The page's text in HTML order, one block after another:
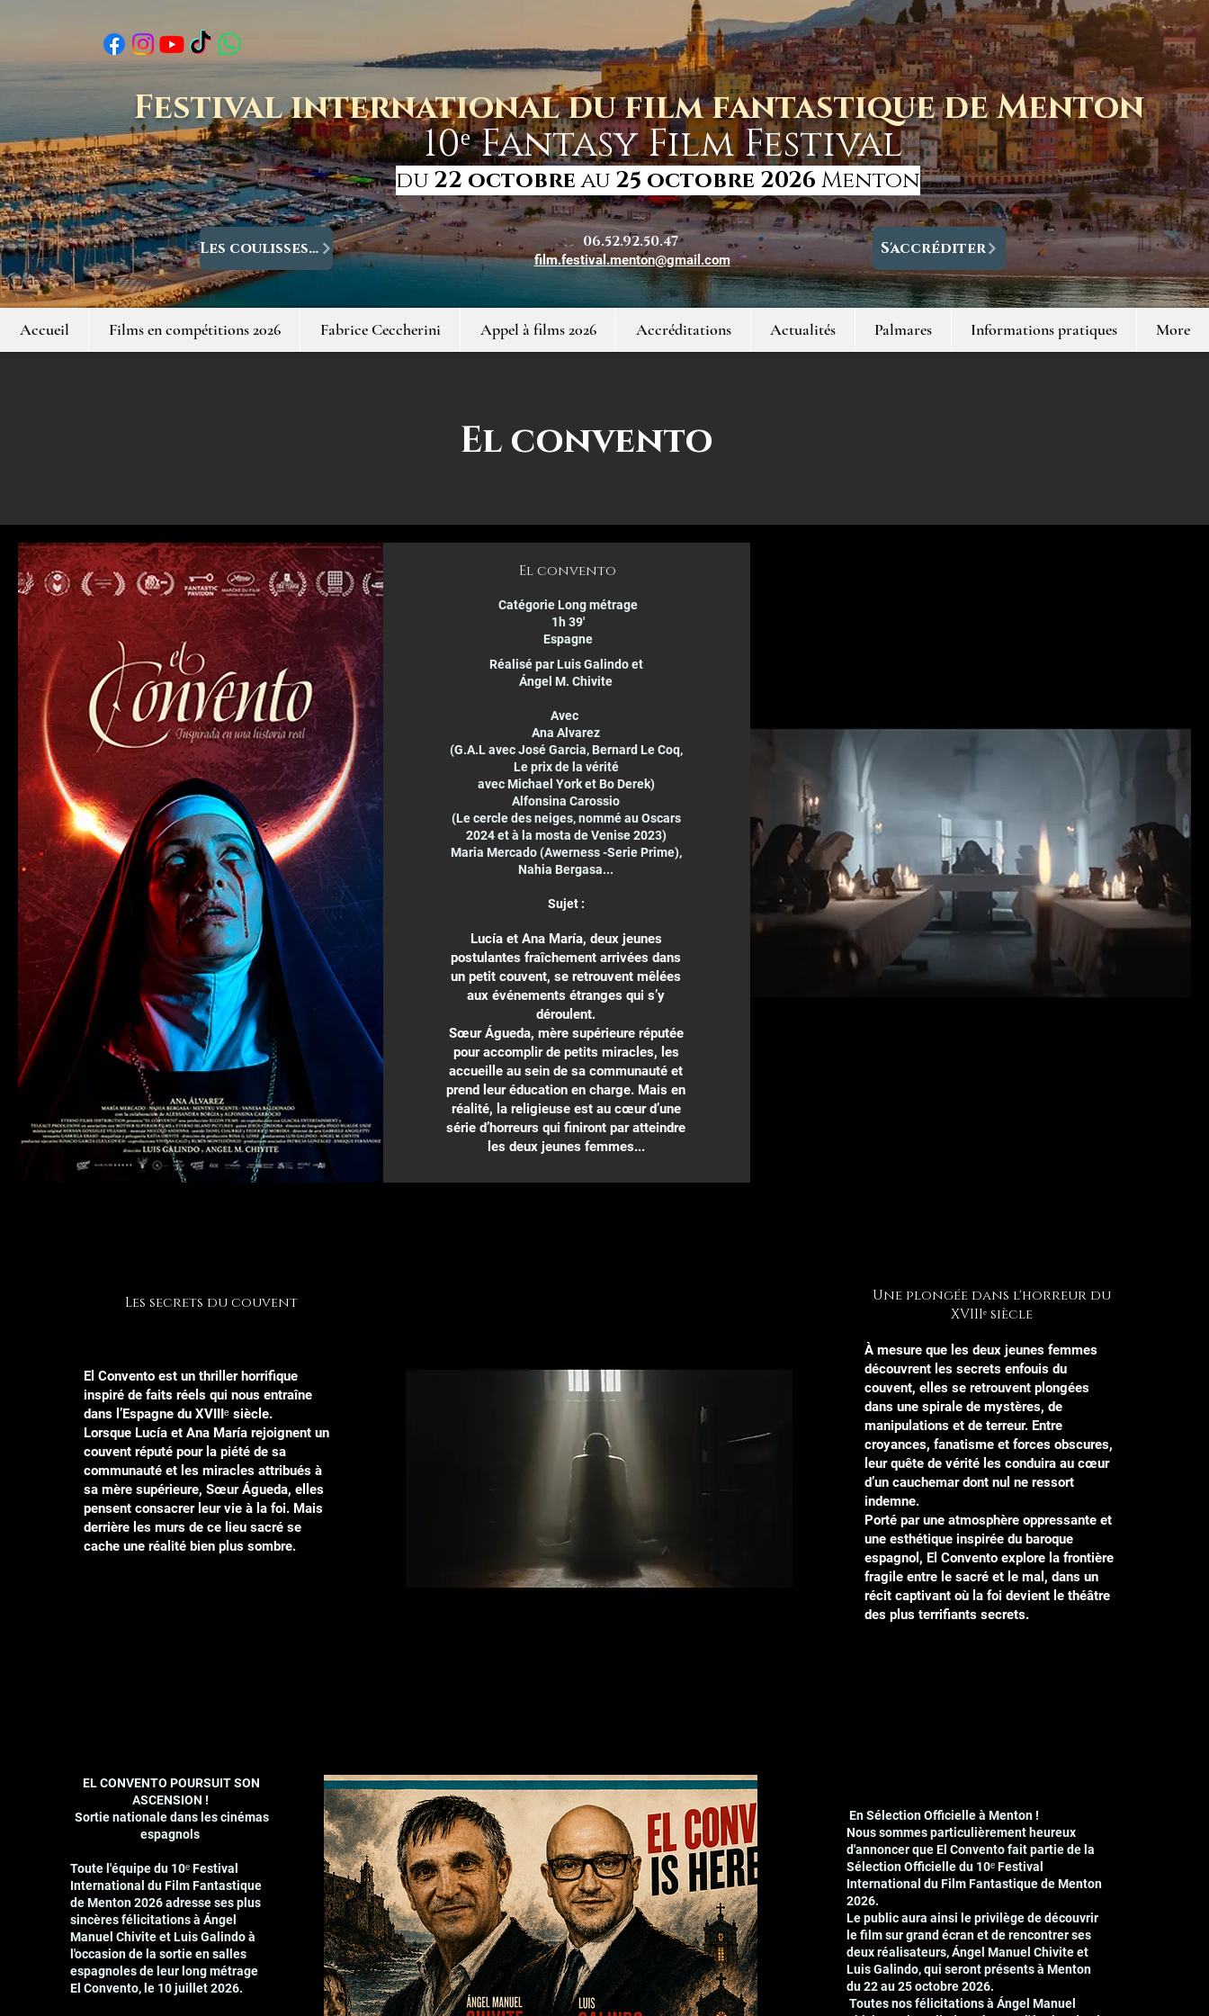
Festival international du film fantastique de Menton
10ᵉ Fantasy Film Festival
06.52.92.50.47
film.festival.menton@gmail.com
du 22 octobreau 25 octobre 2026 Menton
S'accréditer
Les coulisses du Festival
El convento
El convento
Catégorie Long métrage
1h 39'
Espagne
Réalisé par Luis Galindo et
Ángel M. Chivite
Avec
Ana Alvarez
(G.A.L avec José Garcia, Bernard Le Coq,
Le prix de la vérité
avec Michael York et Bo Derek)
Alfonsina Carossio
(Le cercle des neiges, nommé au Oscars
2024 et à la mosta de Venise 2023)
Maria Mercado (Awerness -Serie Prime),
Nahia Bergasa...
Sujet :
Lucía et Ana María, deux jeunes
postulantes fraîchement arrivées dans
un petit couvent, se retrouvent mêlées
aux événements étranges qui s’y
déroulent.
Sœur Águeda, mère supérieure réputée
pour accomplir de petits miracles, les
accueille au sein de sa communauté et
prend leur éducation en charge. Mais en
réalité, la religieuse est au cœur d’une
série d’horreurs qui finiront par atteindre
les deux jeunes femmes...
Les secrets du couvent
El Convento est un thriller horrifique
inspiré de faits réels qui nous entraîne
dans l’Espagne du XVIIIᵉ siècle.
Lorsque Lucía et Ana María rejoignent un
couvent réputé pour la piété de sa
communauté et les miracles attribués à
sa mère supérieure, Sœur Águeda, elles
pensent consacrer leur vie à la foi. Mais
derrière les murs de ce lieu sacré se
cache une réalité bien plus sombre.
Une plongée dans l'horreur du
XVIIIᵉ siècle
À mesure que les deux jeunes femmes
découvrent les secrets enfouis du
couvent, elles se retrouvent plongées
dans une spirale de mystères, de
manipulations et de terreur. Entre
croyances, fanatisme et forces obscures,
leur quête de vérité les conduira au cœur
d’un cauchemar dont nul ne ressort
indemne.
Porté par une atmosphère oppressante et
une esthétique inspirée du baroque
espagnol, El Convento explore la frontière
fragile entre le sacré et le mal, dans un
récit captivant où la foi devient le théâtre
des plus terrifiants secrets.
EL CONVENTO POURSUIT SON
ASCENSION !
Sortie nationale dans les cinémas
espagnols
Toute l'équipe du 10ᵉ Festival
International du Film Fantastique
de Menton 2026 adresse ses plus
sincères félicitations à Ángel
Manuel Chivite et Luis Galindo à
l'occasion de la sortie en salles
espagnoles de leur long métrage
El Convento, le 10 juillet 2026.
En Sélection Officielle à Menton !
Nous sommes particulièrement heureux
d'annoncer que El Convento fait partie de la
Sélection Officielle du 10ᵉ Festival
International du Film Fantastique de Menton
2026.
Le public aura ainsi le privilège de découvrir
le film sur grand écran et de rencontrer ses
deux réalisateurs, Ángel Manuel Chivite et
Luis Galindo, qui seront présents à Menton
du 22 au 25 octobre 2026.
Toutes nos félicitations à Ángel Manuel
Accueil Films en compétitions 2026 Fabrice Ceccherini Appel à films 2026 Accréditations Actualités Palmares Informations pratiques More